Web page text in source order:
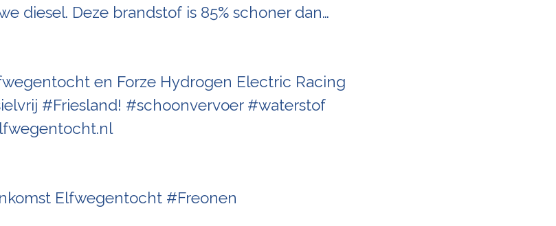
diesel. Deze brandstof is 85% schoner dan…
en Forze Hydrogen Electric Racing
#Friesland! #schoonvervoer #waterstof
Elfwegentocht #Freonen